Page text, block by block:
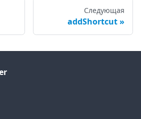
Следующая
addShortcut